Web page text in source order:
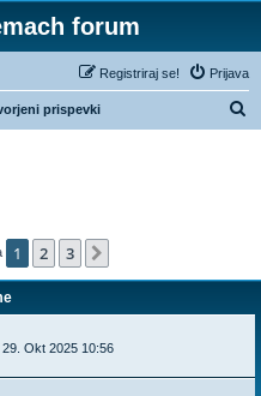
forum
Prijava
Registriraj se!
prispevki
e
1 2 3
29. Okt 2025 10:56